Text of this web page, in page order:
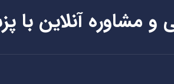
و مشاوره آنلاین با